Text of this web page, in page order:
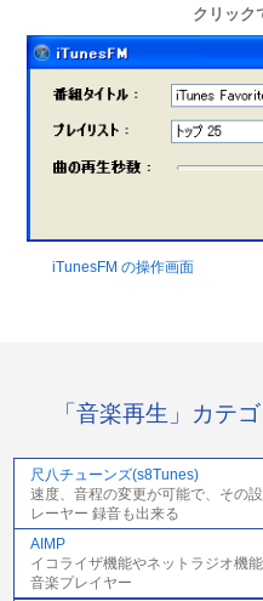
クリック
iTunesFM の操作画面
「音楽再生」カテ
尺八チューンズ(s8Tunes)
速度、音程の変更が可能で、その
レーヤー 録音も出来る
AIMP
イコライザ機能やネットラジオ機
音楽プレイヤー